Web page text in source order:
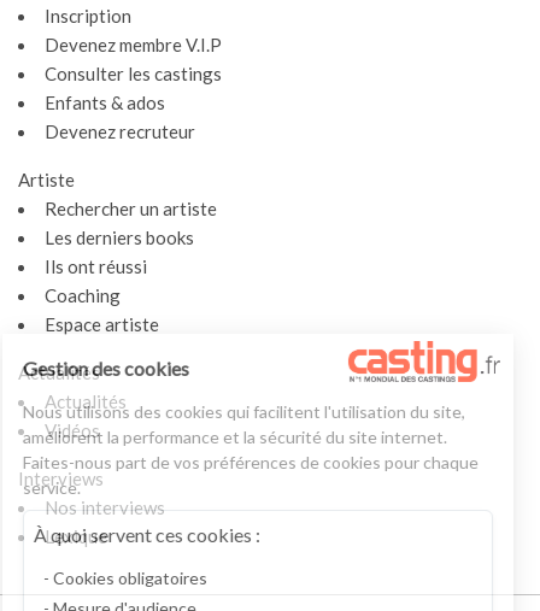
Inscription
Devenez membre V.I.P
Consulter les castings
Enfants & ados
Devenez recruteur
Artiste
Rechercher un artiste
Les derniers books
Ils ont réussi
Coaching
Espace artiste
Actualités
Actualités
Vidéos
Interviews
Nos interviews
Lexique
Gestion des cookies
Nous utilisons des cookies qui facilitent l'utilisation du site,
améliorent la performance et la sécurité du site internet.
Faites-nous part de vos préférences de cookies pour chaque
service.
À quoi servent ces cookies :
Cookies obligatoires